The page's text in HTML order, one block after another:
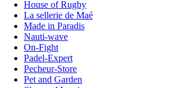
House of Rugby
La sellerie de Maé
Made in Paradis
Nauti-wave
On-Fight
Padel-Expert
Pecheur-Store
Pet and Garden